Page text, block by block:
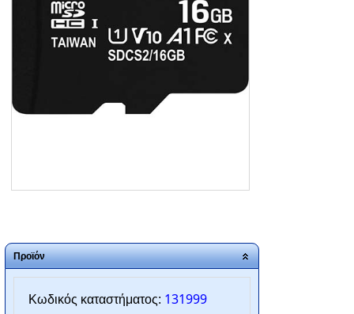
ΠΟΙΟΙ ΕΙΜΑΣΤΕ
Προϊόν
Κωδικός καταστήματος: 131999